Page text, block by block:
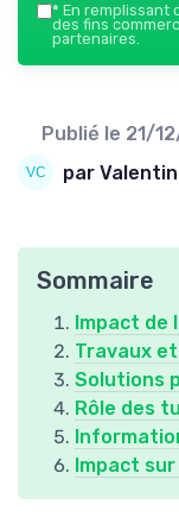
* En remplissant
des fins
partenaires.
Publié le 21/
par
Sommaire
Impact de
Travaux
Solutions
Rôle des
Impact